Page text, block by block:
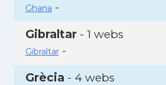
Ghana -
Gibraltar- 1 webs
Gibraltar-
Grècia - 4 webs